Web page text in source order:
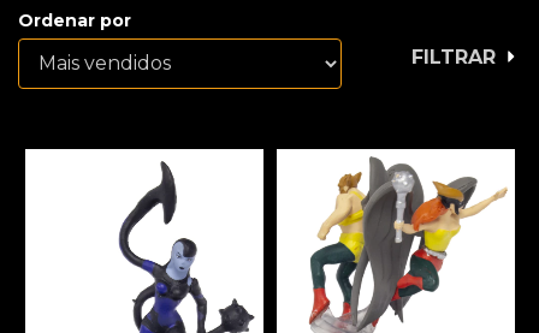
Ordenar por
FILTRAR